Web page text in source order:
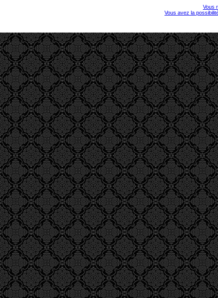
Vous
Vous avez la